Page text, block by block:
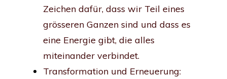
Zeichen dafür, dass wir Teil eines
grösseren Ganzen sind und dass es
eine Energie gibt, die alles
miteinander verbindet.
Transformation und Erneuerung: